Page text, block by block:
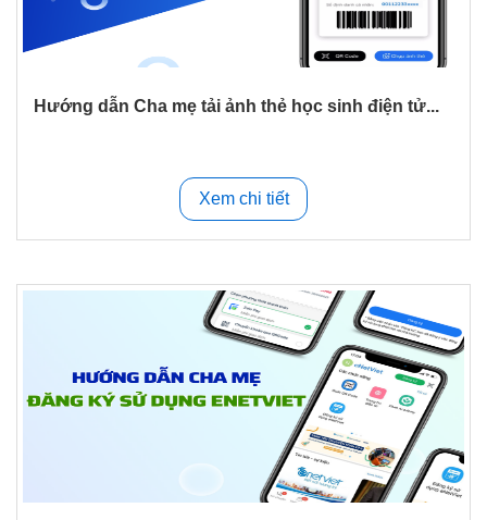
Hướng dẫn Cha mẹ tải ảnh thẻ học sinh điện tử...
Xem chi tiết